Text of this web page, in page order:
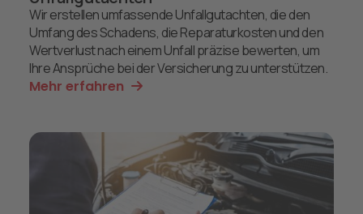
Wir erstellen umfassende Unfallgutachten, die den
Umfang des Schadens, die Reparaturkosten und den
Wertverlust nach einem Unfall präzise bewerten, um
Ihre Ansprüche bei der Versicherung zu unterstützen.
Mehr erfahren 